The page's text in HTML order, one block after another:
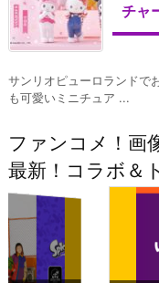
チャ
サンリオピューロランドで
も可愛いミニチュア ...
ファンコメ！画
最新！コラボ＆